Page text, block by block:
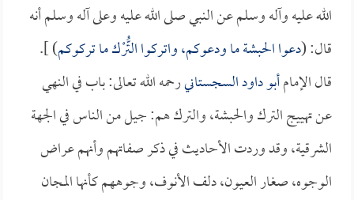
الله عليه وآله وسلم عن النبي صلى الله عليه وعلى آله وسلم أنه
قال: (دعوا الحبشة ما ودعوكم، واتركوا التُّرْك ما تركوكم) ].
قال الإمامأبو داود السجستانيرحمه الله تعالى: باب في النهي
عن تهييج الترك والحبشة، والترك هم: جيل من الناس في الجهة
الشرقية، وقد وردت الأحاديث في ذكر صفاتهم وأنهم عراض
الوجوه، صغار العيون، دلف الأنوف، وجوههم كأنها المجان